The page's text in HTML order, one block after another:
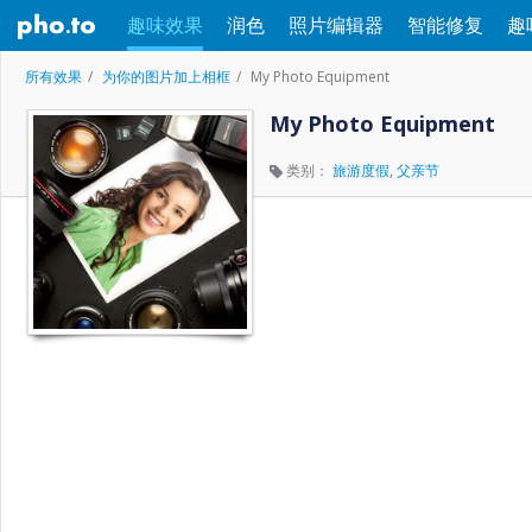
趣味效果 润色 照片编辑器 智能修复 趣
所有效果 为你的图片加上相框 My Photo Equipment
My Photo Equipment
类别： 旅游度假, 父亲节